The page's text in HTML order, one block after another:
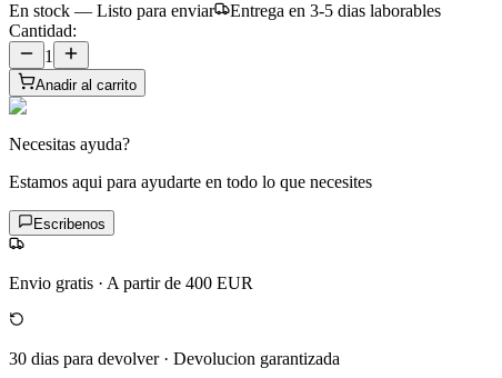
En stock — Listo para enviar
Entrega en 3-5 dias laborables
Cantidad:
1
Anadir al carrito
Necesitas ayuda?
Estamos aqui para ayudarte en todo lo que necesites
Escribenos
Envio gratis · A partir de 400 EUR
30 dias para devolver· Devolucion garantizada